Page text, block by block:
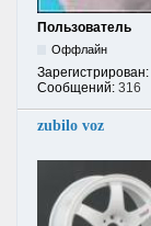
Пользователь
Оффлайн
Зарегистрирован:
Сообщений: 316
zubilo voz